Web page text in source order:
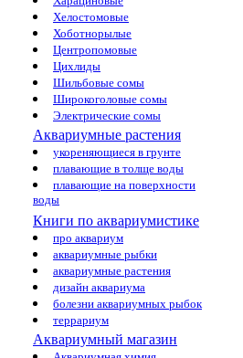
Хелостомовые
Хоботнорылые
Центропомовые
Цихлиды
Шильбовые сомы
Широкоголовые сомы
Электрические сомы
Аквариумные растения
укореняющиеся в грунте
плавающие в толще воды
плавающие на поверхности
воды
Книги по аквариумистике
про аквариум
аквариумные рыбки
аквариумные растения
дизайн аквариума
болезни аквариумных рыбок
террариум
Аквариумный магазин